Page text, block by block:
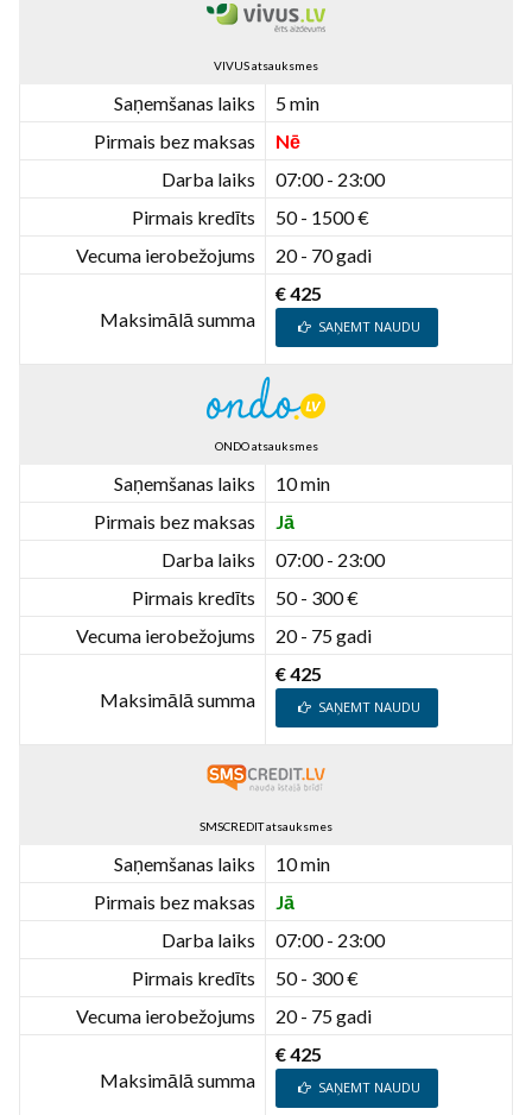
VIVUS atsauksmes
Saņemšanas laiks
5 min
Pirmais bez maksas
Nē
Darba laiks
07:00 - 23:00
Pirmais kredīts
50 - 1500 €
Vecuma ierobežojums
20 - 70 gadi
Maksimālā summa
€ 425
SAŅEMT NAUDU
ONDO atsauksmes
Saņemšanas laiks
10 min
Pirmais bez maksas
Jā
Darba laiks
07:00 - 23:00
Pirmais kredīts
50 - 300 €
Vecuma ierobežojums
20 - 75 gadi
Maksimālā summa
€ 425
SAŅEMT NAUDU
SMSCREDIT atsauksmes
Saņemšanas laiks
10 min
Pirmais bez maksas
Jā
Darba laiks
07:00 - 23:00
Pirmais kredīts
50 - 300 €
Vecuma ierobežojums
20 - 75 gadi
Maksimālā summa
€ 425
SAŅEMT NAUDU